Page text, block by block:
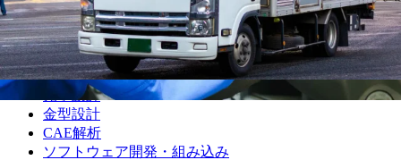
生産技術（電気）
生産管理・購買・工場長
回路設計
機械設計
光学設計
金型設計
CAE解析
ソフトウェア開発・組み込み